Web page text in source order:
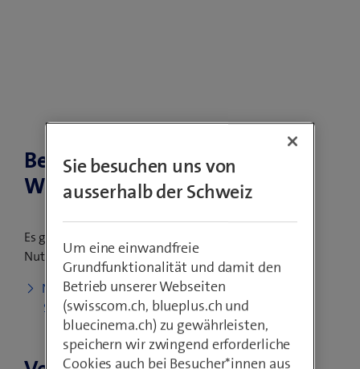
Benutzung der
Website
Es gelten die folgenden
Nutzungsbedingungen:
Nutzungsbedingungen
Swisscom Webseite
Sie besuchen uns von
ausserhalb der Schweiz
Um eine einwandfreie
Grundfunktionalität und damit den
Betrieb unserer Webseiten
(swisscom.ch, blueplus.ch und
bluecinema.ch) zu gewährleisten,
speichern wir zwingend erforderliche
Cookies auch bei Besucher*innen aus